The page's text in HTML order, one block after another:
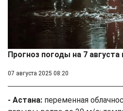
Прогноз погоды на 7 августа
07 августа 2025 08:20
- Астана: переменная